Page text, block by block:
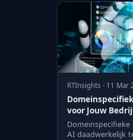
RTInsights · 11 Mar
voor Jouw
AI daadwerkelijk